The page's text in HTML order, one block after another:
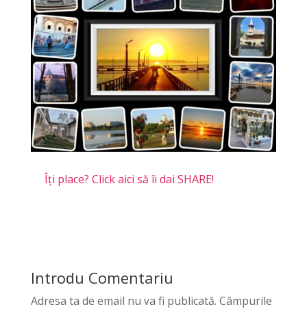
Îți place? Click aici să îi dai SHARE!
Introdu Comentariu
Adresa ta de email nu va fi publicată. Câmpurile